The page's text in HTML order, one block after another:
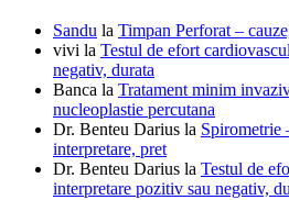
Sandu la Timpan Perforat –
vivi la Testul de efort
negativ, durata
Banca la Tratament minim
nucleoplastie percutana
Dr. Benteu Darius la Spirometrie
interpretare, pret
Dr. Benteu Darius la Testul de
interpretare pozitiv sau negativ,